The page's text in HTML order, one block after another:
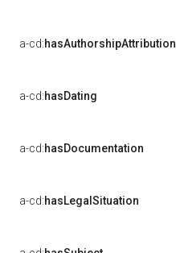
a-cd:hasAuthorshipAttribution
a-cd:hasDating
a-cd:hasDocumentation
a-cd:hasLegalSituation